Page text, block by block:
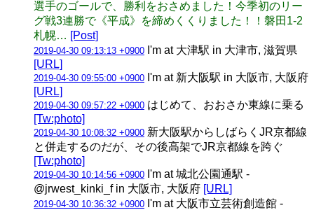
選手のゴールで、勝利をおさめました！今季初のリー
グ戦3連勝で《平成》を締めくくりました！！磐田1-2
札幌… [Post]
2019-04-30 09:13:13 +0900 I'm at 大津駅 in 大津市, 滋賀県
[URL]
2019-04-30 09:55:00 +0900 I'm at 新大阪駅 in 大阪市, 大阪府
[URL]
2019-04-30 09:57:22 +0900 はじめて、おおさか東線に乗る
[Tw:photo]
2019-04-30 10:08:32 +0900 新大阪駅からしばらくJR京都線
と併走するのだが、その後高架でJR京都線を跨ぐ
[Tw:photo]
2019-04-30 10:14:56 +0900 I'm at 城北公園通駅 -
@jrwest_kinki_f in 大阪市, 大阪府 [URL]
2019-04-30 10:36:32 +0900 I'm at 大阪市立芸術創造館 -